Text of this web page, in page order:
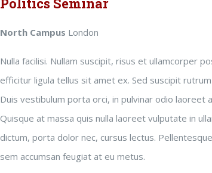
Politics Seminar
North Campus London
Nulla facilisi. Nullam suscipit, risus et ullamcorper
efficitur ligula tellus sit amet ex. Sed suscipit
Duis vestibulum porta orci, in pulvinar odio laoreet
Quisque at massa quis nulla laoreet vulputate in
dictum, porta dolor nec, cursus lectus.
sem accumsan feugiat at eu metus.